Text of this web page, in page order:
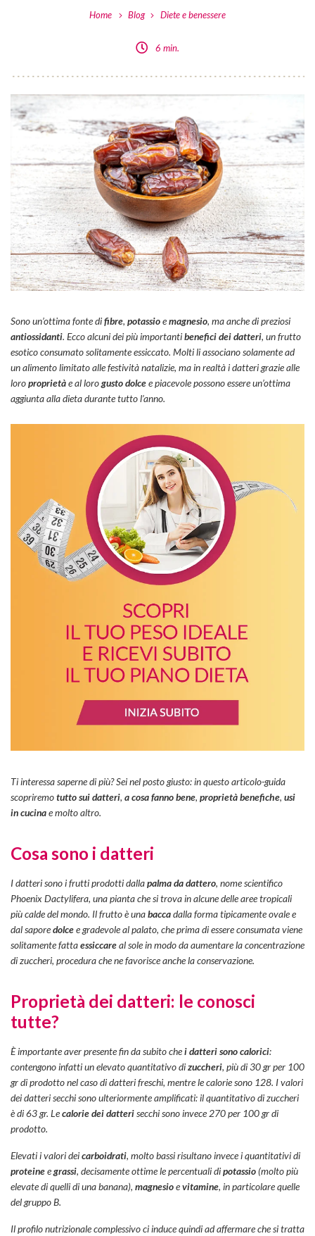
Home Blog Diete e benessere
6 min.
Sono un’ottima fonte difibre, potassioemagnesio, ma anche di preziosi
antiossidanti. Ecco alcuni dei più importantibenefici dei datteri, un frutto
esotico consumato solitamente essiccato. Molti li associano solamente ad
un alimento limitato alle festività natalizie, ma in realtà i datteri grazie alle
loroproprietàe al lorogusto dolcee piacevole possono essere un’ottima
aggiunta alla dieta durante tutto l’anno.
Ti interessa saperne di più? Sei nel posto giusto: in questo articolo-guida
scopriremotutto sui datteri, a cosa fanno bene, proprietà benefiche, usi
in cucinae molto altro.
Cosa sono i datteri
I datteri sono i frutti prodotti dallapalma da dattero, nome scientifico
Phoenix Dactylifera, una pianta che si trova in alcune delle aree tropicali
più calde del mondo. Il frutto è unabaccadalla forma tipicamente ovale e
dal saporedolcee gradevole al palato, che prima di essere consumata viene
solitamente fattaessiccareal sole in modo da aumentare la concentrazione
di zuccheri, procedura che ne favorisce anche la conservazione.
Proprietà dei datteri: le conosci
tutte?
È importante aver presente fin da subito chei datteri sono calorici:
contengono infatti un elevato quantitativo dizuccheri, più di 30 gr per 100
gr di prodotto nel caso di datteri freschi, mentre le calorie sono 128. I valori
dei datteri secchi sono ulteriormente amplificati: il quantitativo di zuccheri
è di63gr. Lecalorie dei datterisecchi sono invece 270 per 100 gr di
prodotto.
Elevati i valori deicarboidrati, molto bassi risultano invece i quantitativi di
proteineegrassi, decisamente ottime le percentuali dipotassio(molto più
elevate di quelli di una banana), magnesioevitamine, in particolare quelle
del gruppo B.
Il profilo nutrizionale complessivo ci induce quindi ad affermare che si tratta